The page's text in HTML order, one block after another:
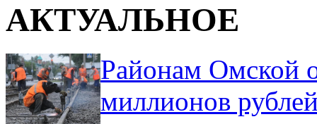
АКТУАЛЬНОЕ
Районам Омской
миллионов